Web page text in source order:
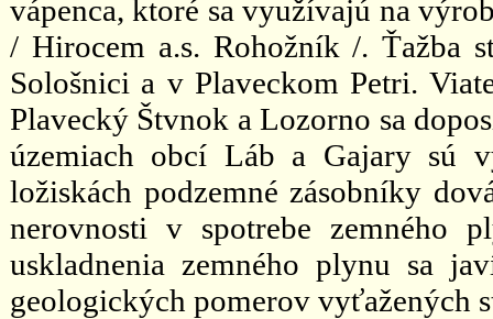
vápenca, ktoré sa využívajú na
/ Hirocem a.s. Rohožník /. Ťažba
Sološnici a v Plaveckom Petri.
Plavecký Štvnok a Lozorno sa
územiach obcí Láb a Gajary sú
ložiskách podzemné zásobníky
nerovnosti v spotrebe zemného
uskladnenia zemného plynu sa
geologických pomerov vyťažených